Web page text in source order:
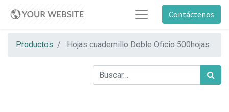
Contáctenos
Productos Hojas cuadernillo Doble Oficio 500hojas